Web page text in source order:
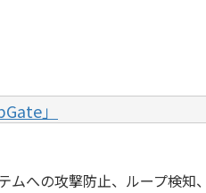
」
ムへの攻撃防止、ループ検知、